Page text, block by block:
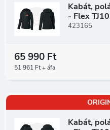
Kabát,
- Flex
423165
65 990 Ft
51 961 Ft + áfa
Kabát,